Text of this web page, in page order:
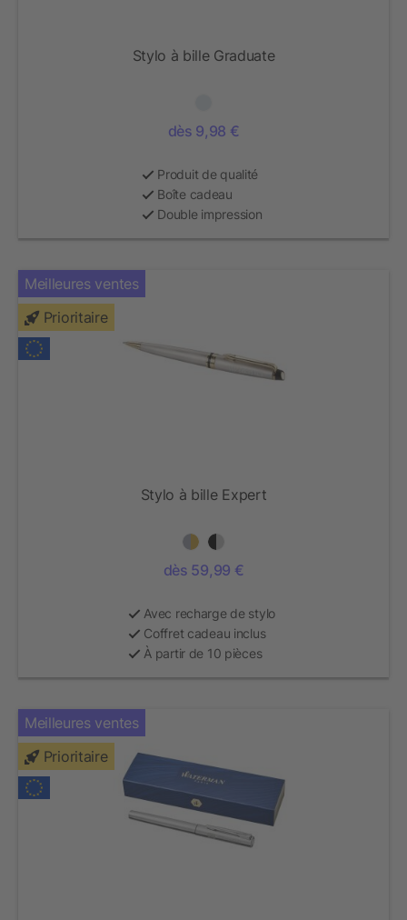
Stylo à bille Graduate
dès 9,98 €
Produit de qualité
Boîte cadeau
Double impression
Meilleures ventes
Prioritaire
Stylo à bille Expert
dès 59,99 €
Avec recharge de stylo
Coffret cadeau inclus
À partir de 10 pièces
Meilleures ventes
Prioritaire